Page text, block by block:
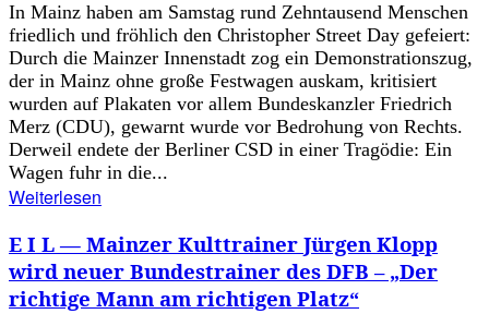
In Mainz haben am Samstag rund Zehntausend Menschen
friedlich und fröhlich den Christopher Street Day gefeiert:
Durch die Mainzer Innenstadt zog ein Demonstrationszug,
der in Mainz ohne große Festwagen auskam, kritisiert
wurden auf Plakaten vor allem Bundeskanzler Friedrich
Merz (CDU), gewarnt wurde vor Bedrohung von Rechts.
Derweil endete der Berliner CSD in einer Tragödie: Ein
Wagen fuhr in die...
Weiterlesen
E I L — Mainzer Kulttrainer Jürgen Klopp
wird neuer Bundestrainer des DFB – „Der
richtige Mann am richtigen Platz“